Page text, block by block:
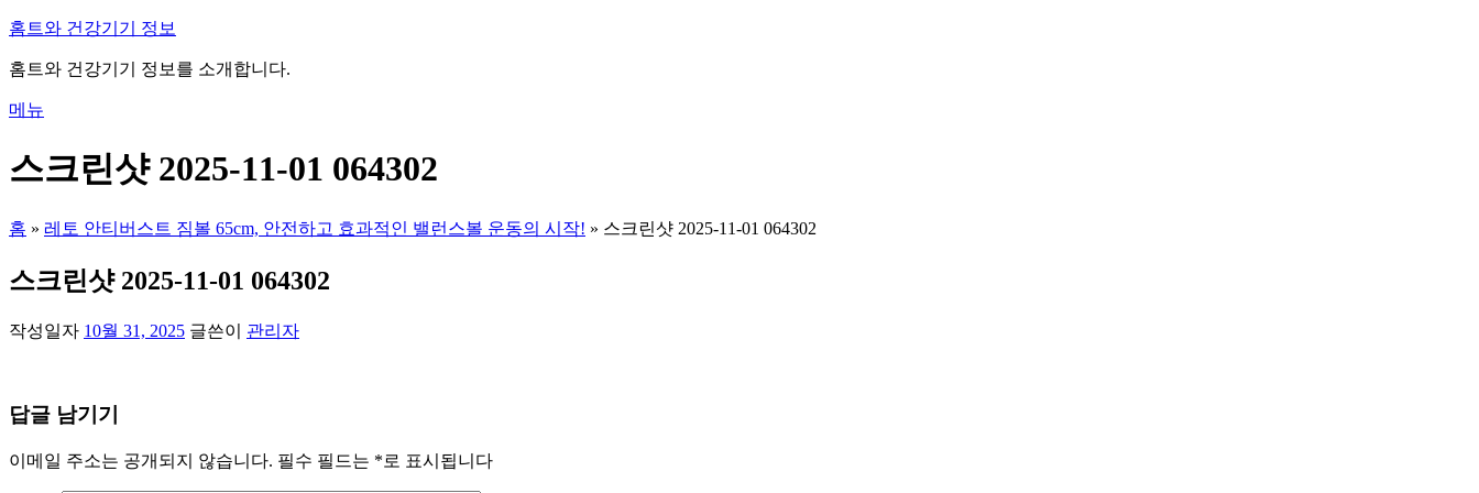
내
으
바
가
홈트와 건강기기 정보
홈트와 건강기기 정보를 소개합니다.
메뉴
스크린샷 2025-11-01 064302
홈 » 레토 안티버스트 짐볼 65cm, 안전하고 효과적인 밸런스볼 운동의 시작! » 스크린샷 2025-11-01 064302
스크린샷 2025-11-01 064302
작성일자 10월 31, 2025 글쓴이 관리자
답글 남기기
이메일 주소는 공개되지 않습니다. 필수 필드는 *로 표시됩니다